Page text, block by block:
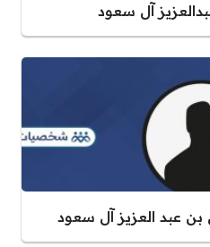
آل سعود
عبد العزيز آل سعود